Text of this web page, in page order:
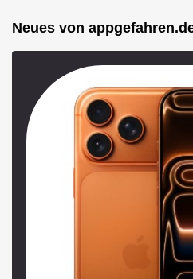
Neues von